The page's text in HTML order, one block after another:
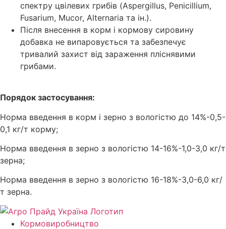
спектру цвілевих грибів (Aspergillus, Penicillium,
Fusarium, Mucor, Alternaria та ін.).
Після внесення в корм і кормову сировину
добавка не випаровується та забезпечує
тривалий захист від зараження пліснявими
грибами.
Порядок застосування:
Норма введення в корм і зерно з вологістю до 14%-0,5-
0,1 кг/т корму;
Норма введення в зерно з вологістю 14-16%-1,0-3,0 кг/т
зерна;
Норма введення в зерно з вологістю 16-18%-3,0-6,0 кг/
т зерна.
Кормо­виробництво